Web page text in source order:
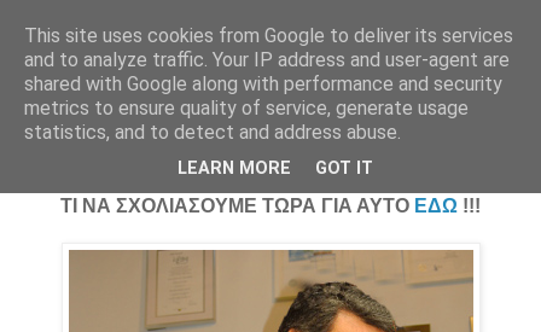
Parakato.gr
Οι ...φλούδες του Diogenis-press
ΤΙ ΝΑ ΣΧΟΛΙΑΣΟΥΜΕ ΤΩΡΑ ΓΙΑ ΑΥΤΟ ΕΔΩ !!!
This site uses cookies from Google to deliver its services
and to analyze traffic. Your IP address and user-agent are
shared with Google along with performance and security
metrics to ensure quality of service, generate usage
statistics, and to detect and address abuse.
LEARN MORE GOT IT